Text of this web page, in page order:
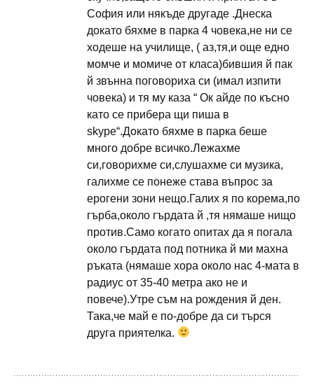
София или някъде другаде .Днеска
докато бяхме в парка 4 човека,не ни се
ходеше на училище, ( аз,тя,и още едно
момче и момиче от класа)бившия й пак
й звънна поговориха си (имал изпити
човека) и тя му каза “ Ок айде по късно
като се прибера щи пиша в
skype“.Докато бяхме в парка беше
много добре всичко.Лежахме
си,говорихме си,слушахме си музика,
галихме се понеже става въпрос за
ерогени зони нещо.Галих я по корема,по
гърба,около гърдата й ,тя нямаше нищо
против.Само когато опитах да я погала
около гърдата под потника й ми махна
ръката (нямаше хора около нас 4-мата в
радиус от 35-40 метра ако не и
повече).Утре съм на рождения й ден.
Така,че май е по-добре да си търся
друга приятелка.